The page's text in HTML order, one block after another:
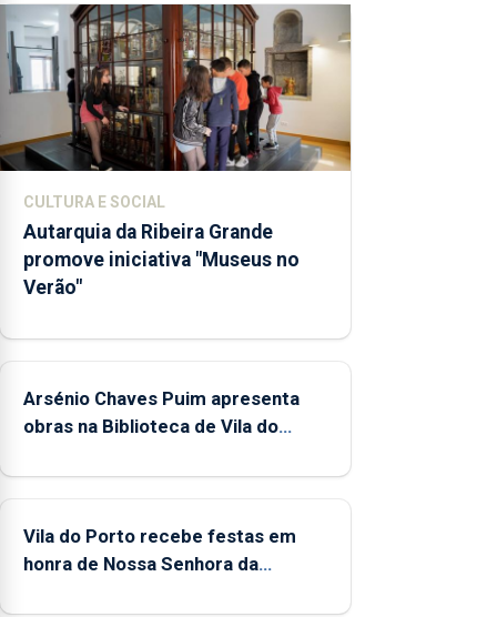
emocionais
e sociais
junto das
crianças
CULTURA E SOCIAL
Autarquia da Ribeira Grande
promove iniciativa "Museus no
Verão"
Arsénio Chaves Puim apresenta
obras na Biblioteca de Vila do
Vila do Porto recebe festas em
honra de Nossa Senhora da